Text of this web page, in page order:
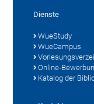
Dienste
WueStudy
WueCampus
Online-
Katalog der